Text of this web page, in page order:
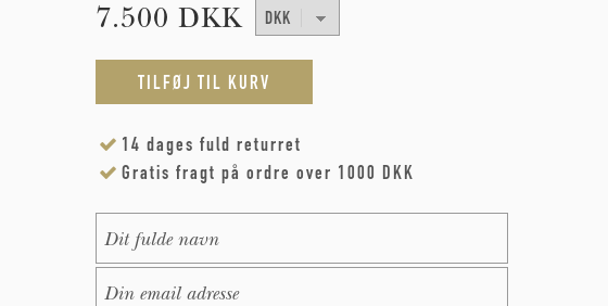
7.500 DKK
14 dages fuld returret
Gratis fragt på ordre over 1000 DKK